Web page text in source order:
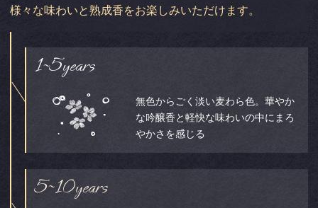
様々な味わいと熟成香をお楽しみいただけます。
1~5years
無色からごく淡い麦わら色。華やか
な吟醸香と軽快な味わいの中にまろ
やかさを感じる
5~10years